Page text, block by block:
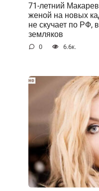
71-летний
женой на новых
не скучает по РФ,
земляков
0 6.6к.